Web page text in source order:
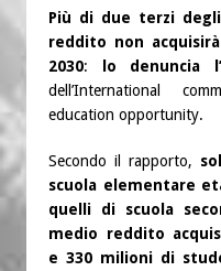
Più di due terzi
reddito non
2030: lo denuncia
dell’International
education opportunity.
Secondo il rapporto,
scuola elementare
quelli di scuola
medio reddito
e 330 milioni di